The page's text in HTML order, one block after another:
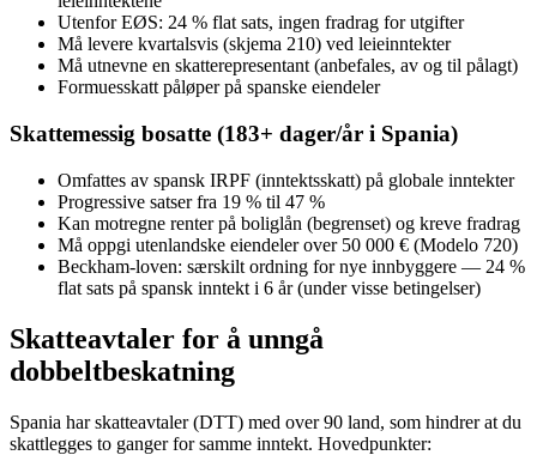
Utenfor EØS: 24 % flat sats, ingen fradrag for utgifter
Må levere kvartalsvis (skjema 210) ved leieinntekter
Må utnevne en skatterepresentant (anbefales, av og til pålagt)
Formuesskatt påløper på spanske eiendeler
Skattemessig bosatte (183+ dager/år i Spania)
Omfattes av spansk IRPF (inntektsskatt) på globale inntekter
Progressive satser fra 19 % til 47 %
Kan motregne renter på boliglån (begrenset) og kreve fradrag
Må oppgi utenlandske eiendeler over 50 000 € (Modelo 720)
Beckham-loven: særskilt ordning for nye innbyggere — 24 %
flat sats på spansk inntekt i 6 år (under visse betingelser)
Skatteavtaler for å unngå
dobbeltbeskatning
Spania har skatteavtaler (DTT) med over 90 land, som hindrer at du
skattlegges to ganger for samme inntekt. Hovedpunkter: